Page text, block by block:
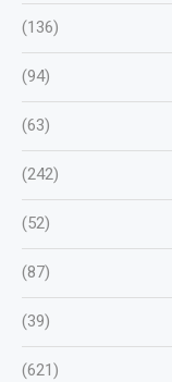
(136)
(94)
(63)
(242)
(52)
(87)
(39)
(621)